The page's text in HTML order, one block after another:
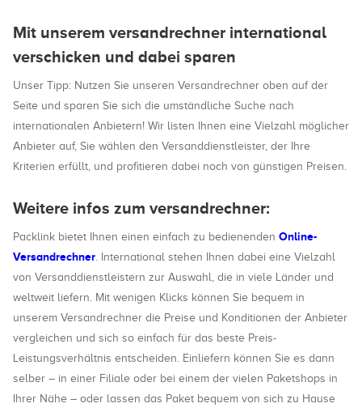
Mit unserem versandrechner international
verschicken und dabei sparen
Unser Tipp: Nutzen Sie unseren Versandrechner oben auf der
Seite und sparen Sie sich die umständliche Suche nach
internationalen Anbietern! Wir listen Ihnen eine Vielzahl möglicher
Anbieter auf, Sie wählen den Versanddienstleister, der Ihre
Kriterien erfüllt, und profitieren dabei noch von günstigen Preisen.
Weitere infos zum versandrechner:
Packlink bietet Ihnen einen einfach zu bedienenden Online-
Versandrechner. International stehen Ihnen dabei eine Vielzahl
von Versanddienstleistern zur Auswahl, die in viele Länder und
weltweit liefern. Mit wenigen Klicks können Sie bequem in
unserem Versandrechner die Preise und Konditionen der Anbieter
vergleichen und sich so einfach für das beste Preis-
Leistungsverhältnis entscheiden. Einliefern können Sie es dann
selber – in einer Filiale oder bei einem der vielen Paketshops in
Ihrer Nähe – oder lassen das Paket bequem von sich zu Hause